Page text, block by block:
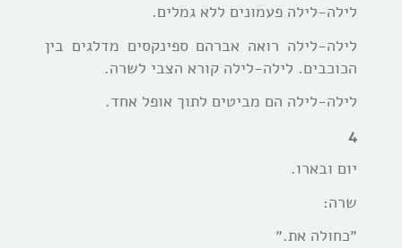
לילה-לילה פעמונים ללא גמלים.
לילה-לילה רואה אברהם ספינקסים מדלגים בין
הכוכבים. לילה-לילה קורא הצבי לשרה.
לילה-לילה הם מביטים לתוך אופל אחד.
4
יום ובארו.
שרה:
״כחולה את.״